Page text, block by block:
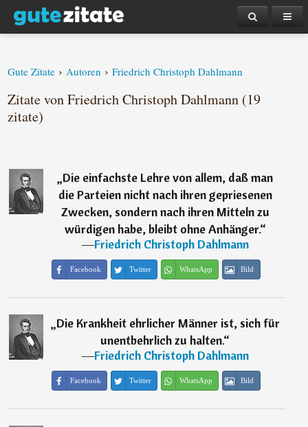
Gute Zitate › Autoren › Friedrich Christoph Dahlmann
Zitate von Friedrich Christoph Dahlmann (19
zitate)
„Die einfachste Lehre von allem, daß man
die Parteien nicht nach ihren gepriesenen
Zwecken, sondern nach ihren Mitteln zu
würdigen habe, bleibt ohne Anhänger.“
―Friedrich Christoph Dahlmann
Facebook Twitter WhatsApp Bild
„Die Krankheit ehrlicher Männer ist, sich für
unentbehrlich zu halten.“
―Friedrich Christoph Dahlmann
Facebook Twitter WhatsApp Bild